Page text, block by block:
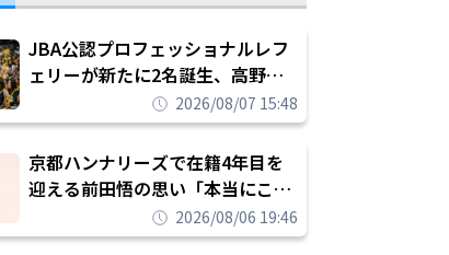
JBA公認プロフェッショナルレフ
ェリーが新たに2名誕生、高野晃
平は16年間続けた会社員生活に別
れを告げてプロ転向を決断
2026/08/07 15:48
京都ハンナリーズで在籍4年目を
迎える前田悟の思い「本当にこの
チームで勝ちたい、負けたまま舐
められたまま終わりたくない」
2026/08/06 19:46